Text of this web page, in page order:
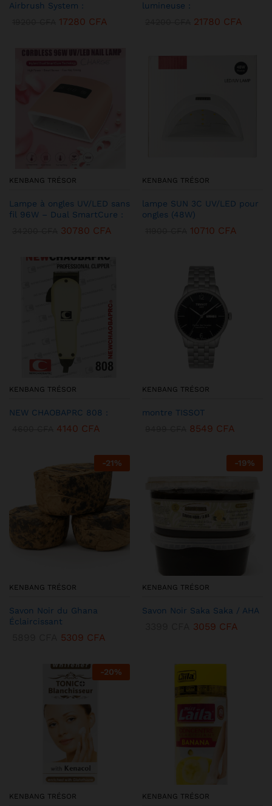
Airbrush System :
17280 CFA
lumineuse :
21780 CFA
KENBANG TRÉSOR
Lampe à ongles UV/LED sans
fil 96W – Dual SmartCure :
30780 CFA
KENBANG TRÉSOR
lampe SUN 3C UV/LED pour
ongles (48W)
10710 CFA
KENBANG TRÉSOR
NEW CHAOBAPRC 808 :
4140 CFA
KENBANG TRÉSOR
montre TISSOT
8549 CFA
-21%
KENBANG TRÉSOR
Savon Noir du Ghana
Éclaircissant
5309 CFA
-19%
KENBANG TRÉSOR
Savon Noir Saka Saka / AHA
3059 CFA
-20%
KENBANG TRÉSOR KENBANG TRÉSOR